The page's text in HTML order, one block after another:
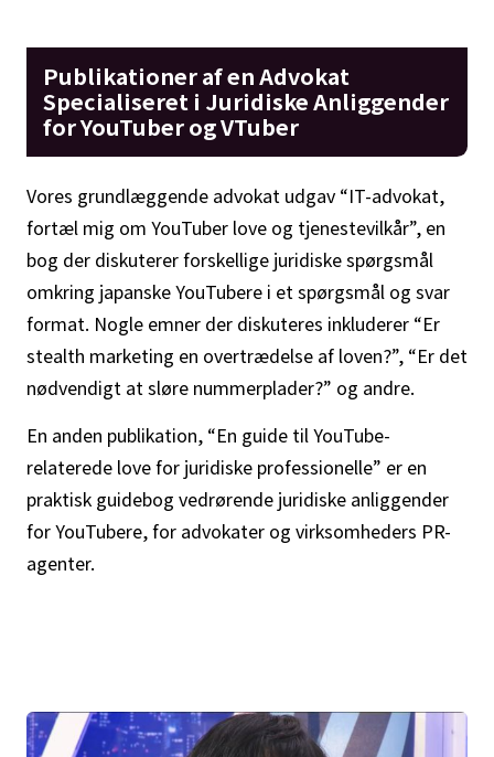
Publikationer af en Advokat
Specialiseret i Juridiske Anliggender
for YouTuber og VTuber
Vores grundlæggende advokat udgav “IT-advokat,
fortæl mig om YouTuber love og tjenestevilkår”, en
bog der diskuterer forskellige juridiske spørgsmål
omkring japanske YouTubere i et spørgsmål og svar
format. Nogle emner der diskuteres inkluderer “Er
stealth marketing en overtrædelse af loven?”, “Er det
nødvendigt at sløre nummerplader?” og andre.
En anden publikation, “En guide til YouTube-
relaterede love for juridiske professionelle” er en
praktisk guidebog vedrørende juridiske anliggender
for YouTubere, for advokater og virksomheders PR-
agenter.